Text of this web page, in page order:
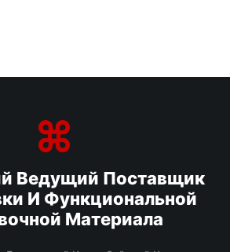
Ведущий Поставщик
И Функциональной
Материала